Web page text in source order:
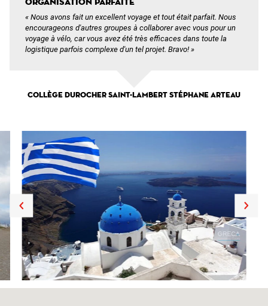
« Nous avons fait un excellent voyage et tout était parfait. Nous
encourageons d'autres groupes à collaborer avec vous pour un
voyage à vélo, car vous avez été très efficaces dans toute la
logistique parfois complexe d'un tel projet. Bravo! »
Collège Durocher Saint-Lambert Stéphane Arteau